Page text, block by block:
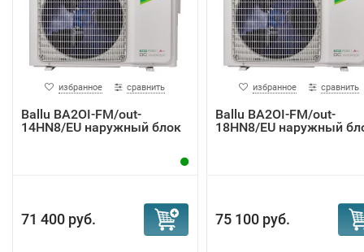
избранное сравнить
Ballu BA2OI-FM/out-
14HN8/EU наружный блок
71 400 руб.
избранное сравнить
Ballu BA2OI-FM/out-
18HN8/EU наружный
75 100 руб.